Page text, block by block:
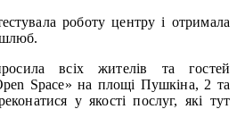
роботу центру і отримала
шлюб.
всіх жителів та гостей
Space» на площі Пушкіна, 2 та
у якості послуг, які тут